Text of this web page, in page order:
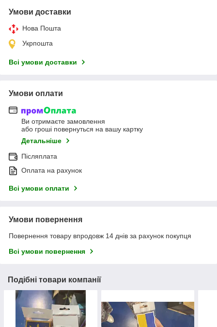
Умови доставки
Нова Пошта
Укрпошта
Всі умови доставки
Умови оплати
Ви отримаєте замовлення
або гроші повернуться на вашу картку
Детальніше
Післяплата
Оплата на рахунок
Всі умови оплати
Умови повернення
Повернення товару впродовж 14 днів за рахунок покупця
Всі умови повернення
Подібні товари компанії